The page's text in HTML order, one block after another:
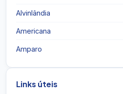
Alvinlândia
Americana
Amparo
Links úteis